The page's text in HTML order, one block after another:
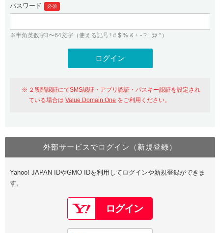
人気ドメインの種類
WHOIS検索
ドメイン・ホスティングOEM
Value Domainにログイン
おすすめ One レンタルサーバーを含む最新の機能を使う方
Value Domain Oneにログイン
Google
GMO ID Amazon
Value Domain Oneアカウント作成
以下でも登録可能
Google Yahoo!
パスワード 必須
※半角英数字3〜64文字（使える記号 ! # $ % & + - ? . @ ^）
２段階認証にてSMS認証・アプリ認証・パスキー認証を設定され
ている場合はValue Domain One をご利用ください。
外部サービスでログイン（新規登録）
Yahoo! JAPAN IDやGMO IDを利用してログインや新規登録ができま
す。